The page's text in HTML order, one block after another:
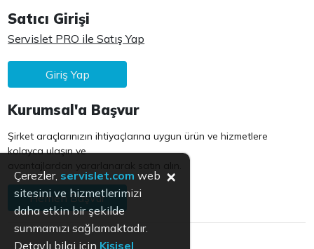
Satıcı Girişi
Servislet PRO ile Satış Yap
Giriş Yap
Kurumsal'a Başvur
Şirket araçlarınızın ihtiyaçlarına uygun ürün ve hizmetlere
kolayca ulaşın ve
avantajlardan yararlanarak satın alın.
Hemen Başvur
Çerezler, servislet.com web
sitesini ve hizmetlerimizi
daha etkin bir şekilde
sunmamızı sağlamaktadır.
Detaylı bilgi için Kişisel
×